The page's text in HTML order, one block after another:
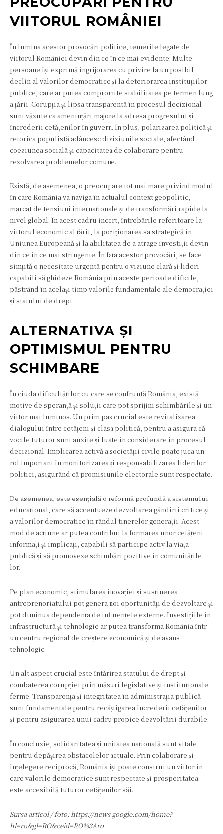
VIITORUL ROMÂNIEI
În lumina acestor provocări politice, temerile legate de
viitorul României devin din ce în ce mai evidente. Multe
persoane își exprimă îngrijorarea cu privire la un posibil
declin al valorilor democratice și la deteriorarea instituțiilor
publice, care ar putea compromite stabilitatea pe termen lung
a țării. Corupția și lipsa transparentă în procesul decizional
sunt văzute ca amenințări majore la adresa progresului și
încrederii cetățenilor în guvern. În plus, polarizarea politică și
retorica populistă adâncesc diviziunile sociale, afectând
coeziunea socială și capacitatea de colaborare pentru
rezolvarea problemelor comune.
Există, de asemenea, o preocupare tot mai mare privind modul
în care România va naviga în actualul context geopolitic,
marcat de tensiuni internaționale și de transformări rapide la
nivel global. În acest cadru incert, întrebările referitoare la
viitorul economic al țării, la poziționarea sa strategică în
Uniunea Europeană și la abilitatea de a atrage investiții devin
din ce în ce mai stringente. În fața acestor provocări, se face
simțită o necesitate urgentă pentru o viziune clară și lideri
capabili să ghideze România prin aceste perioade dificile,
păstrând în același timp valorile fundamentale ale democrației
și statului de drept.
ALTERNATIVA ȘI
OPTIMISMUL PENTRU
SCHIMBARE
În ciuda dificultăților cu care se confruntă România, există
motive de speranță și soluții care pot sprijini schimbările și un
viitor mai luminos. Un prim pas crucial este revitalizarea
dialogului între cetățeni și clasa politică, pentru a asigura că
vocile tuturor sunt auzite și luate în considerare în procesul
decizional. Implicarea activă a societății civile poate juca un
rol important în monitorizarea și responsabilizarea liderilor
politici, asigurând că promisiunile electorale sunt respectate.
De asemenea, este esențială o reformă profundă a sistemului
educațional, care să accentueze dezvoltarea gândirii critice și
a valorilor democratice în rândul tinerelor generații. Acest
mod de acțiune ar putea contribui la formarea unor cetățeni
informați și implicați, capabili să participe activ la viața
publică și să promoveze schimbări pozitive în comunitățile
lor.
Pe plan economic, stimularea inovației și susținerea
antreprenoriatului pot genera noi oportunități de dezvoltare și
pot diminua dependența de influențele externe. Investițiile în
infrastructură și tehnologie ar putea transforma România într-
un centru regional de creștere economică și de avans
tehnologic.
Un alt aspect crucial este întărirea statului de drept și
combaterea corupției prin măsuri legislative și instituționale
ferme. Transparența și integritatea în administrația publică
sunt fundamentale pentru recâștigarea încrederii cetățenilor
și pentru asigurarea unui cadru propice dezvoltării durabile.
În concluzie, solidaritatea și unitatea națională sunt vitale
pentru depășirea obstacolelor actuale. Prin colaborare și
înțelegere reciprocă, România își poate construi un viitor în
care valorile democratice sunt respectate și prosperitatea
este accesibilă tuturor cetățenilor săi.
Sursa articol / foto: https://news.google.com/home?
hl=ro&gl=RO&ceid=RO%3Aro